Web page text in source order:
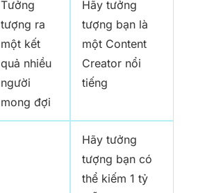
Tưởng
tượng ra
một kết
quả nhiều
người
mong đợi
Hãy tưởng
tượng bạn là
một Content
Creator nổi
tiếng
Hãy tưởng
tượng bạn có
thể kiếm 1 tỷ